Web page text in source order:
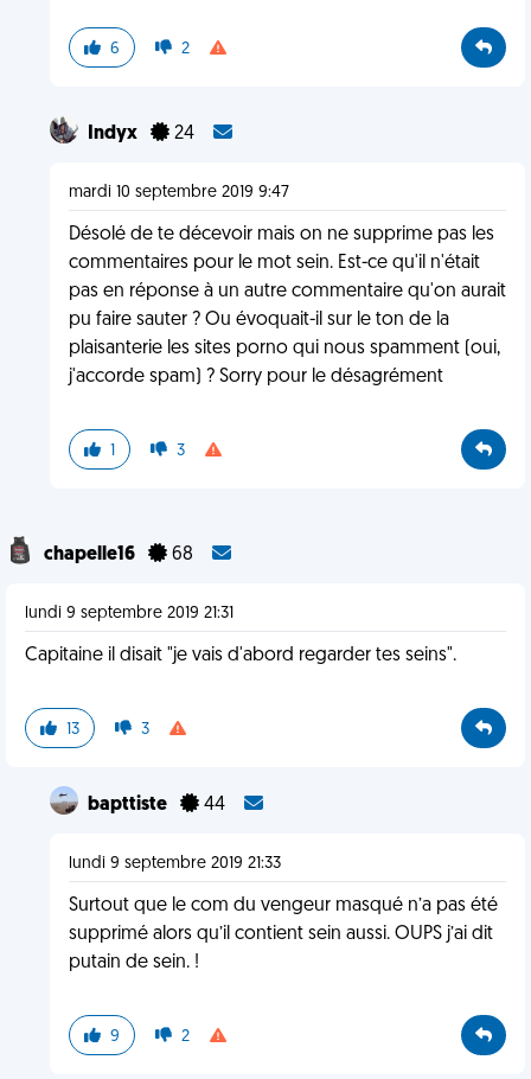
6 2
Indyx 24
mardi 10 septembre 2019 9:47
Désolé de te décevoir mais on ne supprime pas les
commentaires pour le mot sein. Est-ce qu'il n'était
pas en réponse à un autre commentaire qu'on aurait
pu faire sauter ? Ou évoquait-il sur le ton de la
plaisanterie les sites porno qui nous spamment (oui,
j'accorde spam) ? Sorry pour le désagrément
1 3
chapelle16 68
lundi 9 septembre 2019 21:31
Capitaine il disait "je vais d'abord regarder tes seins".
13 3
bapttiste 44
lundi 9 septembre 2019 21:33
Surtout que le com du vengeur masqué n’a pas été
supprimé alors qu’il contient sein aussi. OUPS j’ai dit
putain de sein. !
9 2